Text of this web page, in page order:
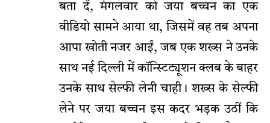
बता दें, मंगलवार को जया बच्चन का एक
वीडियो सामने आया था, जिसमें वह तब अपना
आपा खोती नजर आईं, जब एक शख्स ने उनके
साथ नई दिल्ली में कॉन्स्टिट्यूशन क्लब के बाहर
उनके साथ सेल्फी लेनी चाही। शख्स के सेल्फी
लेने पर जया बच्चन इस कदर भड़क उठीं कि